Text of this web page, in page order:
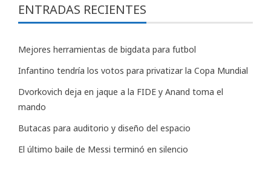
ENTRADAS RECIENTES
Mejores herramientas de bigdata para futbol
Infantino tendría los votos para privatizar la Copa Mundial
Dvorkovich deja en jaque a la FIDE y Anand toma el
mando
Butacas para auditorio y diseño del espacio
El último baile de Messi terminó en silencio